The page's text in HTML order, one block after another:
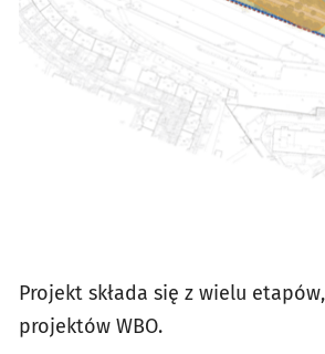
Projekt składa się z wielu
projektów WBO.